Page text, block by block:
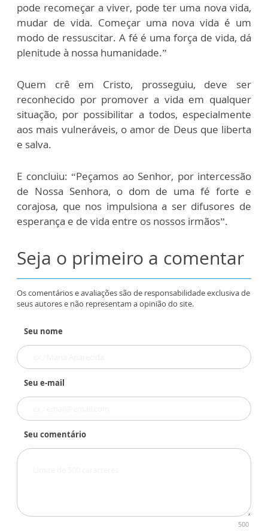
pode recomeçar a viver, pode ter uma nova vida,
mudar de vida. Começar uma nova vida é um
modo de ressuscitar. A fé é uma força de vida, dá
plenitude à nossa humanidade.”
Quem crê em Cristo, prosseguiu, deve ser
reconhecido por promover a vida em qualquer
situação, por possibilitar a todos, especialmente
aos mais vulneráveis, o amor de Deus que liberta
e salva.
E concluiu: “Peçamos ao Senhor, por intercessão
de Nossa Senhora, o dom de uma fé forte e
corajosa, que nos impulsiona a ser difusores de
esperança e de vida entre os nossos irmãos”.
Seja o primeiro a comentar
Os comentários e avaliações são de responsabilidade exclusiva de
seus autores e não representam a opinião do site.
Seu nome
Seu e-mail
Seu comentário
500